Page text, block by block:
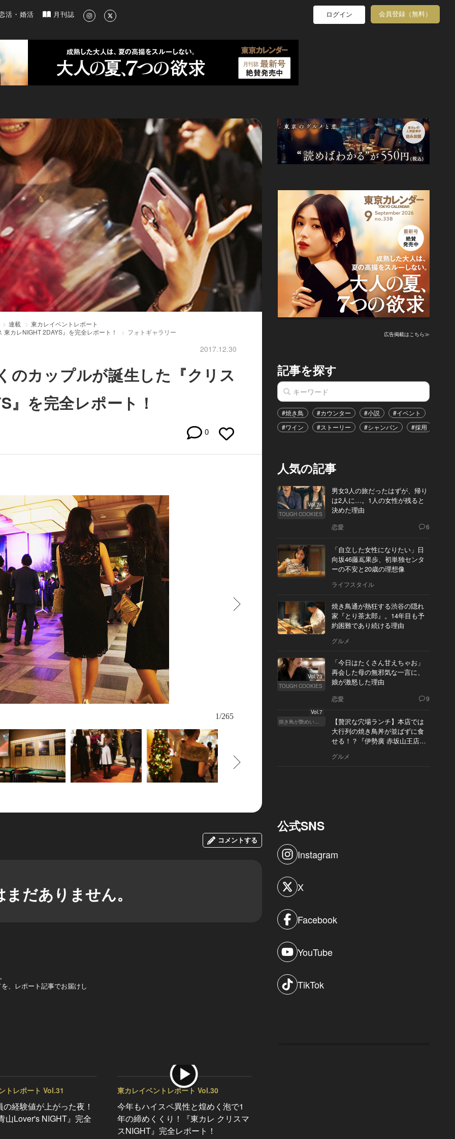
ルメ、洗練されたライフスタイル情報
活・婚活 月刊誌 ログイン 会員登録（無料）
連載
東カレイベントレポート
カレNIGHT 2DAYS』を完全レポート！
フォトギャラリー
2017.12.30
のカップルが誕生した『クリス
』を完全レポート！
0
フランスの名門シャンパーニュ ブランド『メゾン マム』の「マム グラン コルドン」が乾
リンクとしてスタンバイ。
1/265
コメントする
だありません。
、レポート記事でお届けし
トレポート Vol.31
経験値が上がった夜！
山Lover's NIGHT』完全
東カレイベントレポート Vol.30
今年もハイスペ異性と煌めく泡で1
年の締めくくり！『東カレ クリスマ
スNIGHT』完全レポート！
広告掲載はこちら≫
記事を探す
#焼き鳥 #カウンター #小説 #イベント
#ワイン
#ストーリー #シャンパン #採用
人気の記事
Vol.74
TOUGH COOKIES
男女3人の旅だったはずが、帰り
は2人に…。1人の女性が残ると
決めた理由
恋愛 6
「自立した女性になりたい」日
向坂46藤嶌果歩、初単独センタ
ーの不安と20歳の理想像
ライフスタイル
焼き鳥通が熱狂する渋谷の隠れ
家『とり茶太郎』。14年目も予
約困難であり続ける理由
グルメ
Vol.73
TOUGH COOKIES
「今日はたくさん甘えちゃお」
再会した母の無邪気な一言に、
娘が激怒した理由
恋愛 9
Vol.7
焼き鳥が艶めいてきた
【贅沢な穴場ランチ】本店では
大行列の焼き鳥丼が並ばずに食
せる！？『伊勢廣 赤坂山王店』
グルメ
公式SNS
Instagram
X
Facebook
YouTube
TikTok